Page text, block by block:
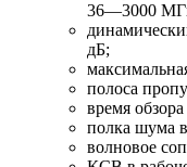
36—3000
дБ;
полоса
время
полка шума
волновое